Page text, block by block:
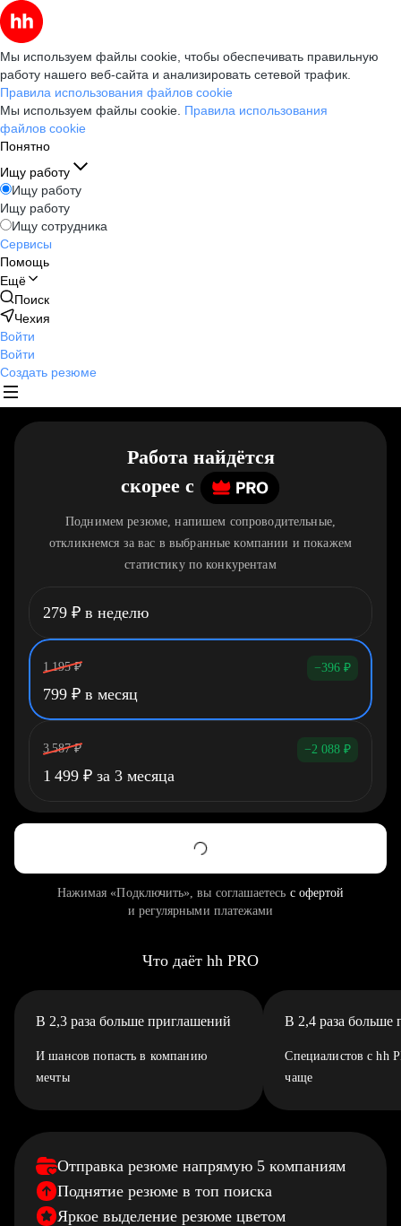
Мы используем файлы cookie, чтобы обеспечивать правильную
работу нашего веб-сайта и анализировать сетевой трафик.
Правила использования файлов cookie
Мы используем файлы cookie. Правила использования
файлов cookie
Понятно
Ищу работу
Ищу работу
Ищу работу
Ищу сотрудника
Сервисы
Помощь
Ещё
Поиск
Чехия
Войти
Войти
Создать резюме
Работа найдётся
скорее c
Поднимем резюме, напишем сопроводительные,
откликнемся за вас в выбранные компании и покажем
статистику по конкурентам
279 ₽ в неделю
1 195 ₽ −396 ₽
799 ₽ в месяц
3 587 ₽ −2 088 ₽
1 499 ₽ за 3 месяца
Нажимая «Подключить», вы соглашаетесь с офертой
и регулярными платежами
Что даёт hh PRO
В 2,3 раза больше приглашений
И шансов попасть в компанию
мечты
В 2,4 раза больше
Специалистов с hh
чаще
Отправка резюме напрямую 5 компаниям
Поднятие резюме в топ поиска
Яркое выделение резюме цветом